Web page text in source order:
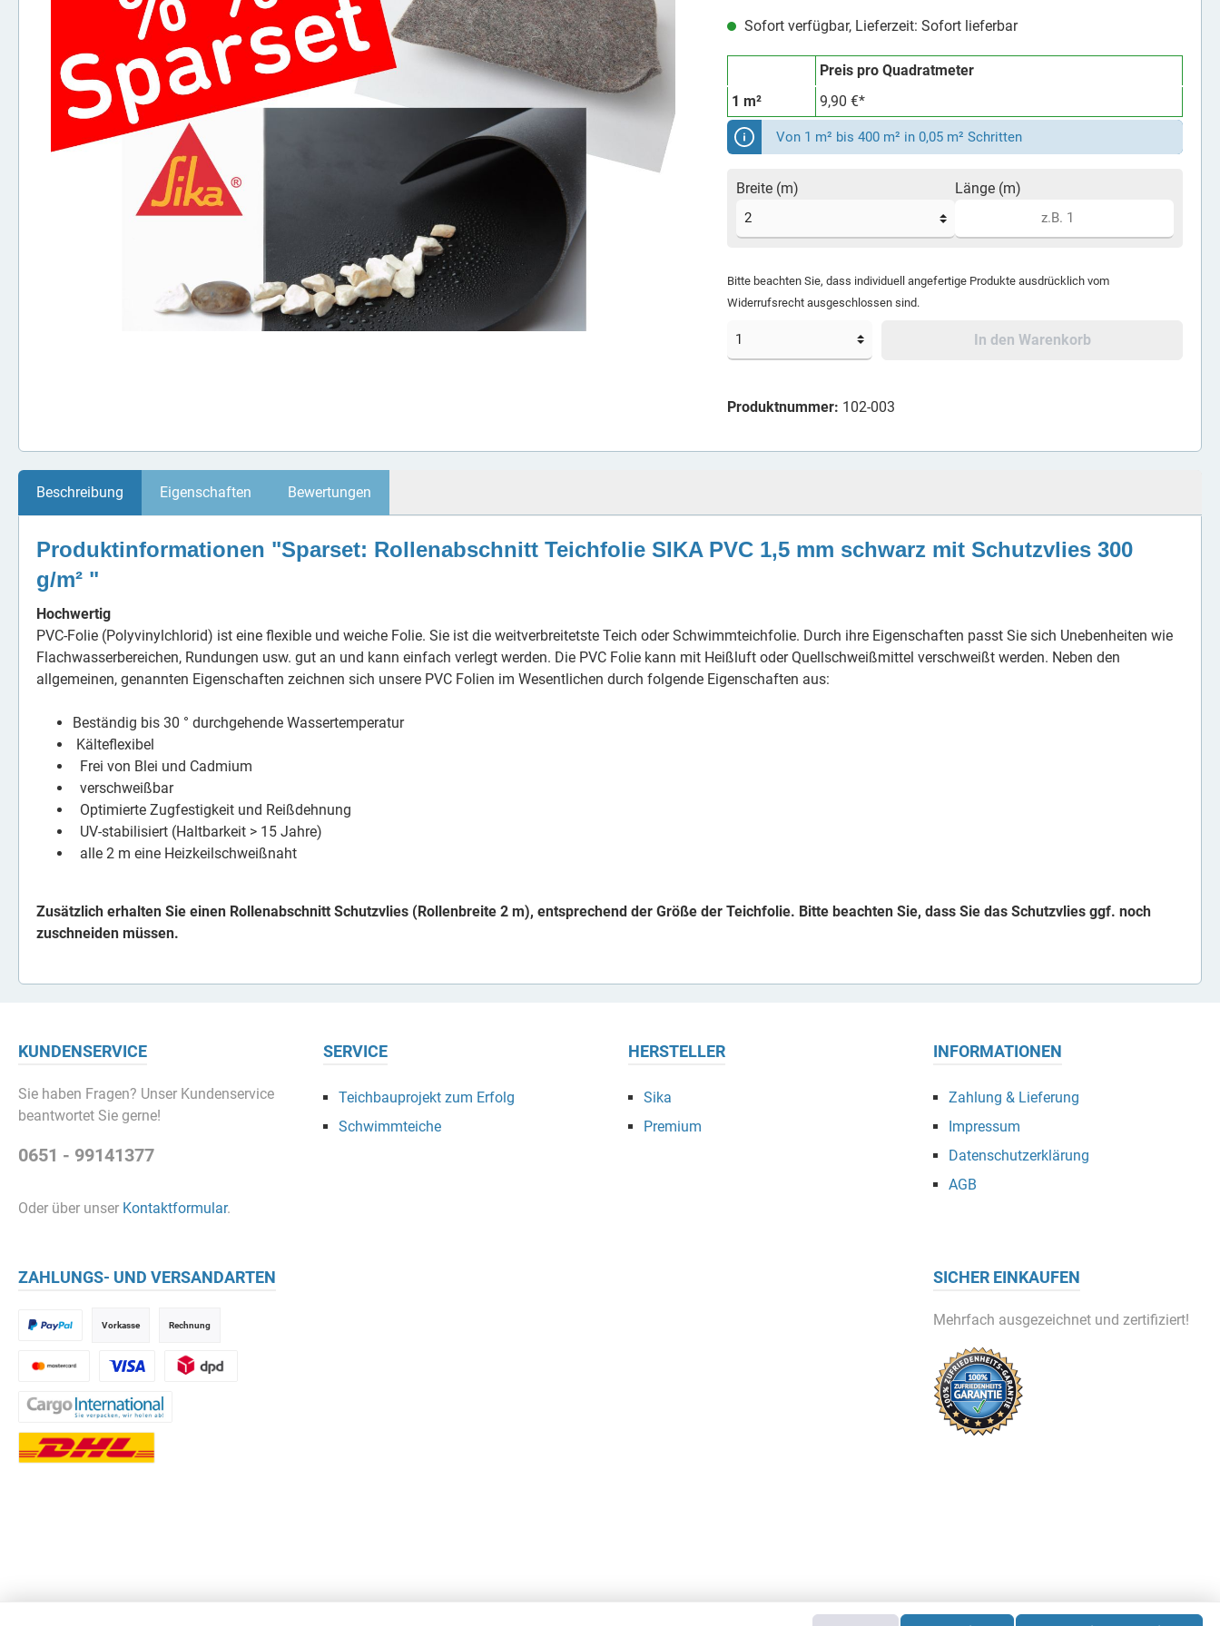
Sofort verfügbar, Lieferzeit: Sofort lieferbar
Preis pro Quadratmeter
1 m²
9,90 €*
Von 1 m² bis 400 m² in 0,05 m² Schritten
Breite (m) Länge (m)
Bitte beachten Sie, dass individuell angefertige Produkte ausdrücklich vom
Widerrufsrecht ausgeschlossen sind.
In den Warenkorb
Produktnummer: 102-003
Beschreibung Eigenschaften Bewertungen
Produktinformationen "Sparset: Rollenabschnitt Teichfolie SIKA PVC 1,5 mm schwarz mit Schutzvlies 300
g/m² "
Hochwertig
PVC-Folie (Polyvinylchlorid) ist eine flexible und weiche Folie. Sie ist die weitverbreitetste Teich oder Schwimmteichfolie. Durch ihre Eigenschaften passt Sie sich Unebenheiten wie
Flachwasserbereichen, Rundungen usw. gut an und kann einfach verlegt werden. Die PVC Folie kann mit Heißluft oder Quellschweißmittel verschweißt werden. Neben den
allgemeinen, genannten Eigenschaften zeichnen sich unsere PVC Folien im Wesentlichen durch folgende Eigenschaften aus:
Beständig bis 30 ° durchgehende Wassertemperatur
Kälteflexibel
Frei von Blei und Cadmium
verschweißbar
Optimierte Zugfestigkeit und Reißdehnung
UV-stabilisiert (Haltbarkeit > 15 Jahre)
alle 2 m eine Heizkeilschweißnaht
Zusätzlich erhalten Sie einen Rollenabschnitt Schutzvlies (Rollenbreite 2 m), entsprechend der Größe der Teichfolie. Bitte beachten Sie, dass Sie das Schutzvlies ggf. noch
zuschneiden müssen.
KUNDENSERVICE
Sie haben Fragen? Unser Kundenservice
beantwortet Sie gerne!
0651 - 99141377
Oder über unser Kontaktformular.
SERVICE
Teichbauprojekt zum Erfolg
Schwimmteiche
HERSTELLER
Sika
Premium
INFORMATIONEN
Zahlung & Lieferung
Impressum
Datenschutzerklärung
AGB
ZAHLUNGS- UND VERSANDARTEN
Vorkasse Rechnung
SICHER EINKAUFEN
Mehrfach ausgezeichnet und zertifiziert!